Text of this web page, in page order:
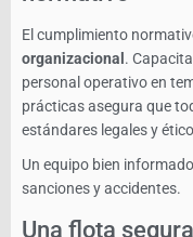
El cumplimiento
organizacional .
personal operativo en
prácticas asegura que
estándares legales y
Un equipo bien
sanciones y accidentes.
Una flota